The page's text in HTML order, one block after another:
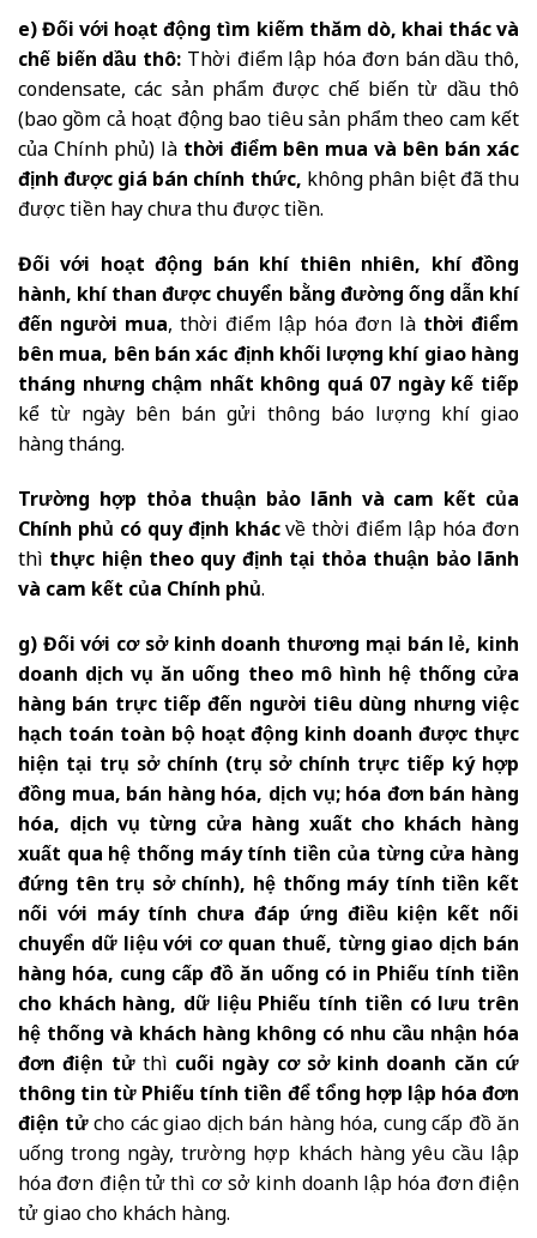
e) Đối với hoạt động tìm kiếm thăm dò, khai thác và
chế biến dầu thô:Thời điểm lập hóa đơn bán dầu thô,
condensate, các sản phẩm được chế biến từ dầu thô
(bao gồm cả hoạt động bao tiêu sản phẩm theo cam kết
của Chính phủ) làthời điểm bên mua và bên bán xác
định được giá bán chính thức,không phân biệt đã thu
được tiền hay chưa thu được tiền.
Đối với hoạt động bán khí thiên nhiên, khí đồng
hành, khí than được chuyển bằng đường ống dẫn khí
đến người mua, thời điểm lập hóa đơn là thời điểm
bên mua, bên bán xác định khối lượng khí giao hàng
tháng nhưng chậm nhất không quá 07 ngày kế tiếp
kể từ ngày bên bán gửi thông báo lượng khí giao
hàng tháng.
Trường hợp thỏa thuận bảo lãnh và cam kết của
Chính phủ có quy định khácvề thời điểm lập hóa đơn
thì thực hiện theo quy định tại thỏa thuận bảo lãnh
và cam kết của Chính phủ.
g) Đối với cơ sở kinh doanh thương mại bán lẻ, kinh
doanh dịch vụ ăn uống theo mô hình hệ thống cửa
hàng bán trực tiếp đến người tiêu dùng nhưng việc
hạch toán toàn bộ hoạt động kinh doanh được thực
hiện tại trụ sở chính (trụ sở chính trực tiếp ký hợp
đồng mua, bán hàng hóa, dịch vụ; hóa đơn bán hàng
hóa, dịch vụ từng cửa hàng xuất cho khách hàng
xuất qua hệ thống máy tính tiền của từng cửa hàng
đứng tên trụ sở chính), hệ thống máy tính tiền kết
nối với máy tính chưa đáp ứng điều kiện kết nối
chuyển dữ liệu với cơ quan thuế, từng giao dịch bán
hàng hóa, cung cấp đồ ăn uống có in Phiếu tính tiền
cho khách hàng, dữ liệu Phiếu tính tiền có lưu trên
hệ thống và khách hàng không có nhu cầu nhận hóa
đơn điện tửthì cuối ngày cơ sở kinh doanh căn cứ
thông tin từ Phiếu tính tiền để tổng hợp lập hóa đơn
điện tửcho các giao dịch bán hàng hóa, cung cấp đồ ăn
uống trong ngày, trường hợp khách hàng yêu cầu lập
hóa đơn điện tử thì cơ sở kinh doanh lập hóa đơn điện
tử giao cho khách hàng.